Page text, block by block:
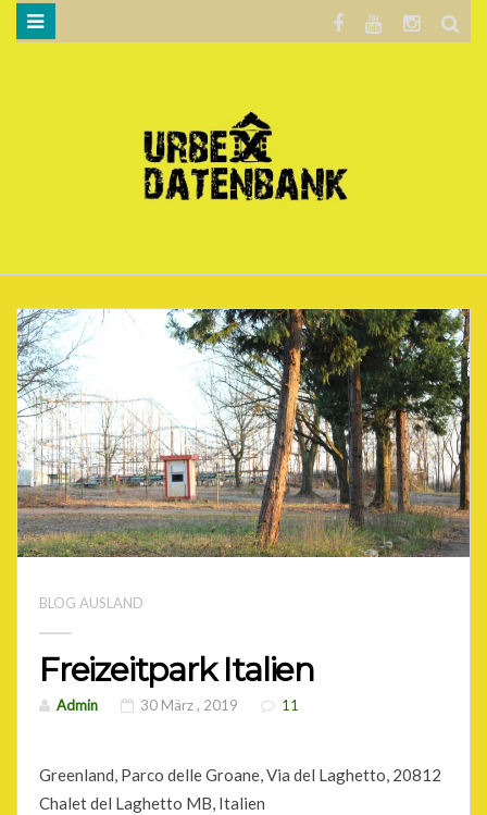
DATENSCHUTZERKLÄRUNG
BLOG AUSLAND
Freizeitpark Italien
Admin 30 März , 2019 11
Greenland, Parco delle Groane, Via del Laghetto, 20812
Chalet del Laghetto MB, Italien